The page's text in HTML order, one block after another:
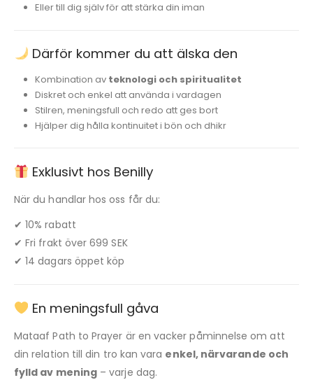
Eller till dig själv för att stärka din iman
Därför kommer du att älska den
Kombination av teknologi och spiritualitet
Diskret och enkel att använda i vardagen
Stilren, meningsfull och redo att ges bort
Hjälper dig hålla kontinuitet i bön och dhikr
Exklusivt hos Benilly
När du handlar hos oss får du:
✔ 10% rabatt
✔ Fri frakt över 699 SEK
✔ 14 dagars öppet köp
En meningsfull gåva
Mataaf Path to Prayer är en vacker påminnelse om att
din relation till din tro kan vara enkel, närvarande och
fylld av mening – varje dag.